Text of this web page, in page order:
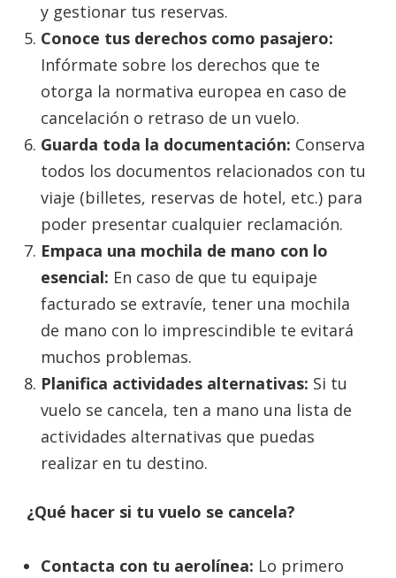
y gestionar tus reservas.
Conoce tus derechos como pasajero:
Infórmate sobre los derechos que te
otorga la normativa europea en caso de
cancelación o retraso de un vuelo.
Guarda toda la documentación: Conserva
todos los documentos relacionados con tu
viaje (billetes, reservas de hotel, etc.) para
poder presentar cualquier reclamación.
Empaca una mochila de mano con lo
esencial: En caso de que tu equipaje
facturado se extravíe, tener una mochila
de mano con lo imprescindible te evitará
muchos problemas.
Planifica actividades alternativas: Si tu
vuelo se cancela, ten a mano una lista de
actividades alternativas que puedas
realizar en tu destino.
¿Qué hacer si tu vuelo se cancela?
Contacta con tu aerolínea: Lo primero